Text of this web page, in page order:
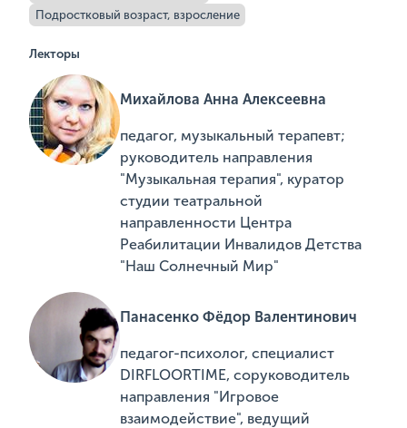
Подростковый возраст, взросление
Лекторы
Михайлова Анна Алексеевна
педагог, музыкальный терапевт;
руководитель направления
"Музыкальная терапия", куратор
студии театральной
направленности Центра
Реабилитации Инвалидов Детства
"Наш Солнечный Мир"
Панасенко Фёдор Валентинович
педагог-психолог, специалист
DIRFLOORTIME, соруководитель
направления "Игровое
взаимодействие", ведущий